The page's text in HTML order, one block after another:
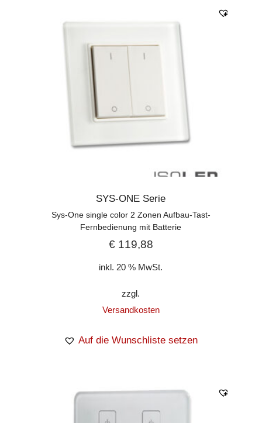
SYS-ONE Serie
Sys-One single color 2 Zonen Aufbau-Tast-
Fernbedienung mit Batterie
€119,88
inkl. 20 % MwSt.
zzgl.
Versandkosten
Auf die Wunschliste setzen